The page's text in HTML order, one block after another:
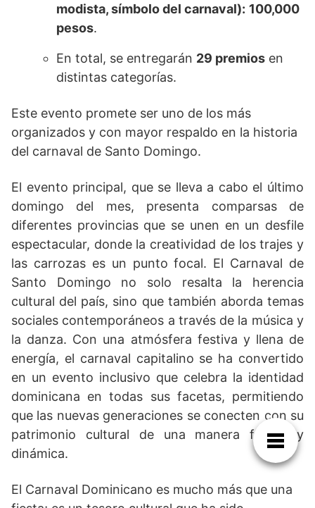
modista, símbolo del carnaval): 100,000
pesos.
En total, se entregarán 29 premios en
distintas categorías.
Este evento promete ser uno de los más
organizados y con mayor respaldo en la historia
del carnaval de Santo Domingo.
El evento principal, que se lleva a cabo el último
domingo del mes, presenta comparsas de
diferentes provincias que se unen en un desfile
espectacular, donde la creatividad de los trajes y
las carrozas es un punto focal. El Carnaval de
Santo Domingo no solo resalta la herencia
cultural del país, sino que también aborda temas
sociales contemporáneos a través de la música y
la danza. Con una atmósfera festiva y llena de
energía, el carnaval capitalino se ha convertido
en un evento inclusivo que celebra la identidad
dominicana en todas sus facetas, permitiendo
que las nuevas generaciones se conecten con su
patrimonio cultural de una manera fresca y
dinámica.
El Carnaval Dominicano es mucho más que una